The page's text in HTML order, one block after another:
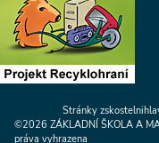
Stránky
©2026 ZÁKLADNÍ ŠKOLA A
práva vyhrazena